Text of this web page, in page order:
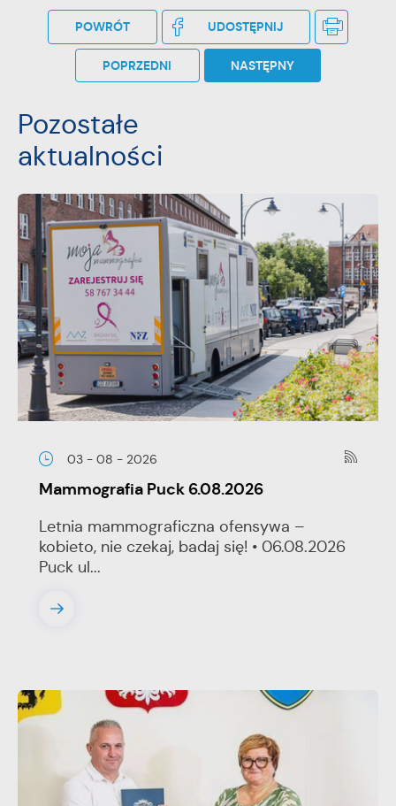
POWRÓT UDOSTĘPNIJ
POPRZEDNI NASTĘPNY
Pozostałe
aktualności
03 - 08 - 2026
Mammografia Puck 6.08.2026
Letnia mammograficzna ofensywa –
kobieto, nie czekaj, badaj się! • 06.08.2026
Puck ul...